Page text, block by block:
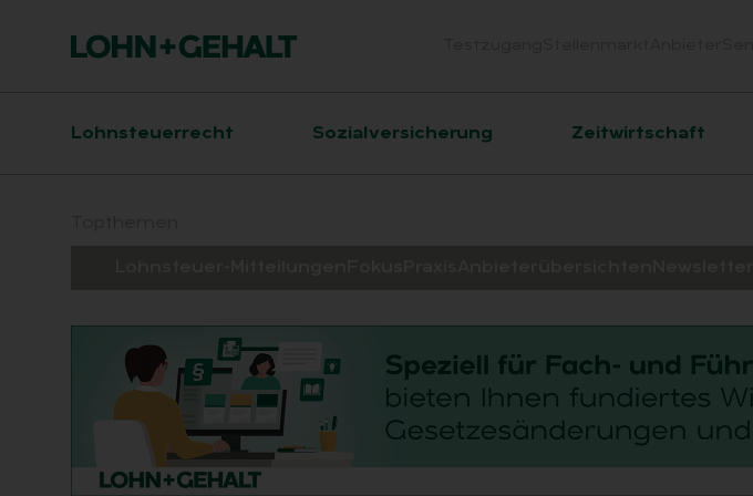
Hauptnavigation
Lohnsteuerrecht Sozialversicherung Zeitwirtschaft